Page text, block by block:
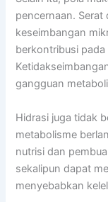
pencernaan. Serat
keseimbangan
berkontribusi
gangguan
Hidrasi juga tidak
metabolisme
nutrisi dan
sekalipun dapat
menyebabkan